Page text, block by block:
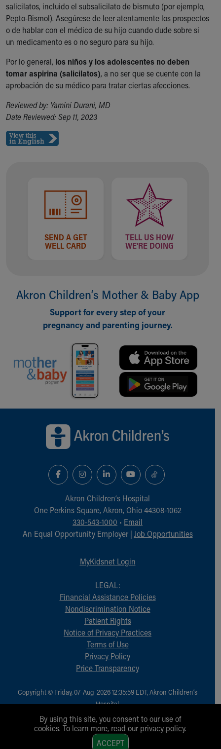
salicilatos, incluido el subsalicilato de bismuto (por ejemplo,
Pepto-Bismol). Asegúrese de leer atentamente los prospectos
o de hablar con el médico de su hijo cuando dude sobre si
un medicamento es o no seguro para su hijo.
Por lo general, los niños y los adolescentes no deben
tomar aspirina (salicilatos), a no ser que se cuente con la
aprobación de su médico para tratar ciertas afecciones.
Reviewed by: Yamini Durani, MD
Date Reviewed: Sep 11, 2023
SEND A GET
WELL CARD
TELL US HOW
WE'RE DOING
Akron Children‘s Mother & Baby App
Support for every step of your
pregnancy and parenting journey.
Akron Children‘s Hospital
One Perkins Square, Akron, Ohio 44308-1062
330-543-1000 • Email
An Equal Opportunity Employer | Job Opportunities
MyKidsnet Login
LEGAL:
Financial Assistance Policies
Nondiscrimination Notice
Patient Rights
Notice of Privacy Practices
Terms of Use
Privacy Policy
Price Transparency
Copyright © Friday, 07-Aug-2026 12:35:59 EDT, Akron Children‘s
Hospital.
All Rights Reserved.
By using this site, you consent to our use of
cookies. To learn more, read our privacy policy.
ACCEPT